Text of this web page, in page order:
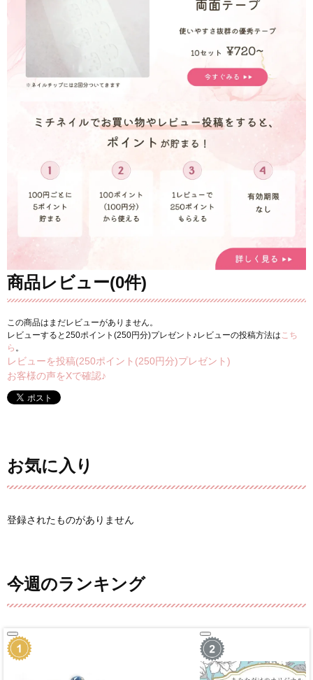
商品レビュー(0件)
この商品はまだレビューがありません。
レビューすると250ポイント(250円分)プレゼント♪レビューの投稿方法は こち
ら 。
レビューを投稿(250ポイント(250円分)プレゼント)
お客様の声をXで確認♪
お気に入り
登録されたものがありません
今週のランキング